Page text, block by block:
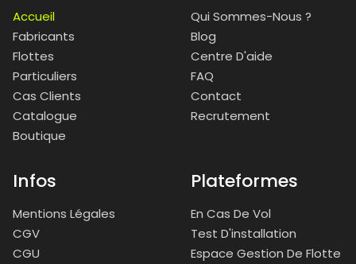
Accueil
Fabricants
Flottes
Particuliers
Cas Clients
Catalogue
Boutique
Qui Sommes-Nous ?
Blog
Centre D'aide
FAQ
Contact
Recrutement
Infos
Mentions Légales
CGV
CGU
Plateformes
En Cas De Vol
Test D'installation
Espace Gestion De Flotte